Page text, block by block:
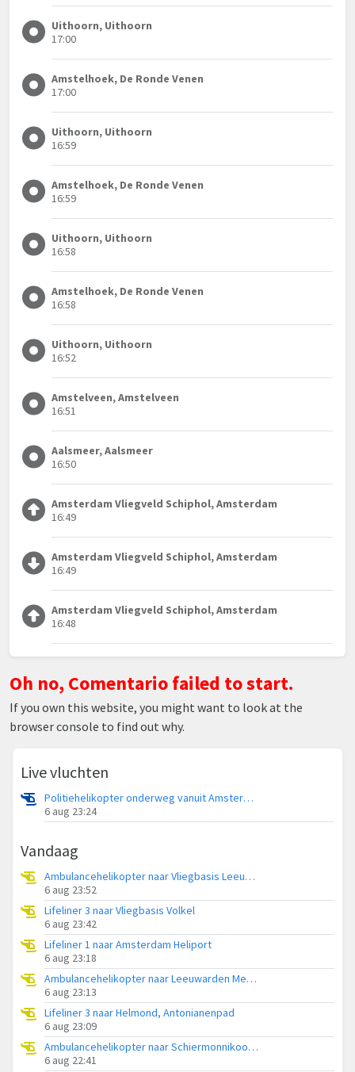
Uithoorn, Uithoorn
17:00
Amstelhoek, De Ronde Venen
17:00
Uithoorn, Uithoorn
16:59
Amstelhoek, De Ronde Venen
16:59
Uithoorn, Uithoorn
16:58
Amstelhoek, De Ronde Venen
16:58
Uithoorn, Uithoorn
16:52
Amstelveen, Amstelveen
16:51
Aalsmeer, Aalsmeer
16:50
Amsterdam Vliegveld Schiphol, Amsterdam
16:49
Amsterdam Vliegveld Schiphol, Amsterdam
16:49
Amsterdam Vliegveld Schiphol, Amsterdam
16:48
Oh no, Comentario failed to start.
If you own this website, you might want to look at the
browser console to find out why.
Live vluchten
Politiehelikopter onderweg vanuit Amsterdam Vliegveld Schiphol
6 aug 23:24
Vandaag
Ambulancehelikopter naar Vliegbasis Leeuwarden
6 aug 23:52
Lifeliner 3 naar Vliegbasis Volkel
6 aug 23:42
Lifeliner 1 naar Amsterdam Heliport
6 aug 23:18
Ambulancehelikopter naar Leeuwarden Medical Center Heliport
6 aug 23:13
Lifeliner 3 naar Helmond, Antonianenpad
6 aug 23:09
Ambulancehelikopter naar Schiermonnikoog Heliport
6 aug 22:41